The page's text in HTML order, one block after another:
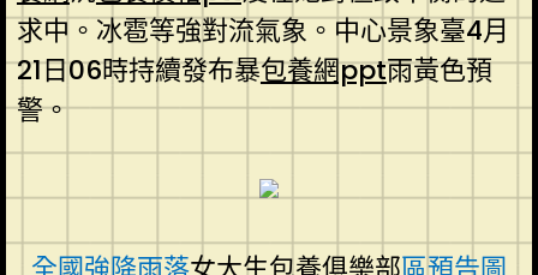
求中。冰雹等強對流氣象。中心景象臺4月
21日06時持續發布暴包養網ppt雨黃色預
警。